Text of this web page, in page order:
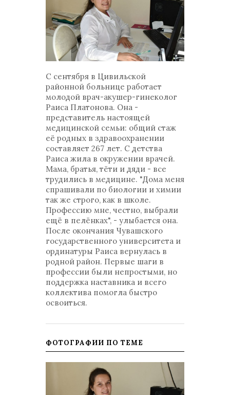
С сентября в Цивильской
районной больнице работает
молодой врач-акушер-гинеколог
Раиса Платонова. Она -
представитель настоящей
медицинской семьи: общий стаж
её родных в здравоохранении
составляет 267 лет. С детства
Раиса жила в окружении врачей.
Мама, братья, тёти и дяди - все
трудились в медицине. "Дома меня
спрашивали по биологии и химии
так же строго, как в школе.
Профессию мне, честно, выбрали
ещё в пелёнках", - улыбается она.
После окончания Чувашского
государственного университета и
ординатуры Раиса вернулась в
родной район. Первые шаги в
профессии были непростыми, но
поддержка наставника и всего
коллектива помогла быстро
освоиться.
ФОТОГРАФИИ ПО ТЕМЕ